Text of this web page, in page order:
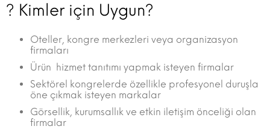
? Kimler için Uygun?
Oteller, kongre merkezleri veya organizasyon
firmaları
Ürün  hizmet tanıtımı yapmak isteyen firmalar
Sektörel kongrelerde özellikle profesyonel duruşla
öne çıkmak isteyen markalar
Görsellik, kurumsallık ve etkin iletişim önceliği olan
firmalar